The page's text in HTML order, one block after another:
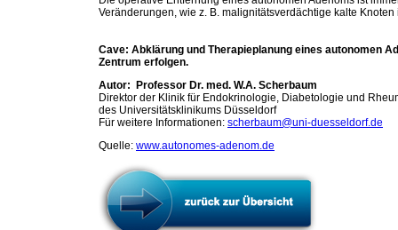
Veränderungen, wie z. B. malignitätsverdächtige kalte
Cave: Abklärung und Therapieplanung eines autonomen
Zentrum erfolgen.
Autor: Professor Dr. med. W.A. Scherbaum
Direktor der Klinik für Endokrinologie, Diabetologie und
des Universitätsklinikums Düsseldorf
Für weitere Informationen: scherbaum@uni-duesseldorf.de
Quelle: www.autonomes-adenom.de